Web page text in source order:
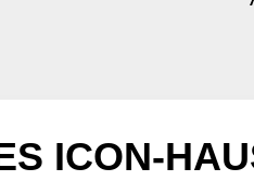
ICON-